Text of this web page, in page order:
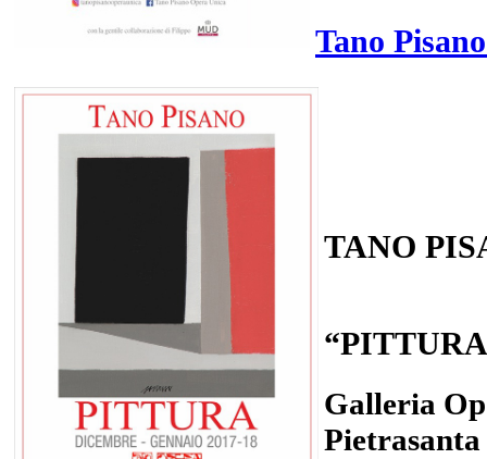
Tano
TANO
Galleria
Pietrasanta